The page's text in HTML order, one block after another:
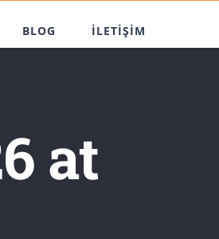
BLOG İLETİŞİM
at